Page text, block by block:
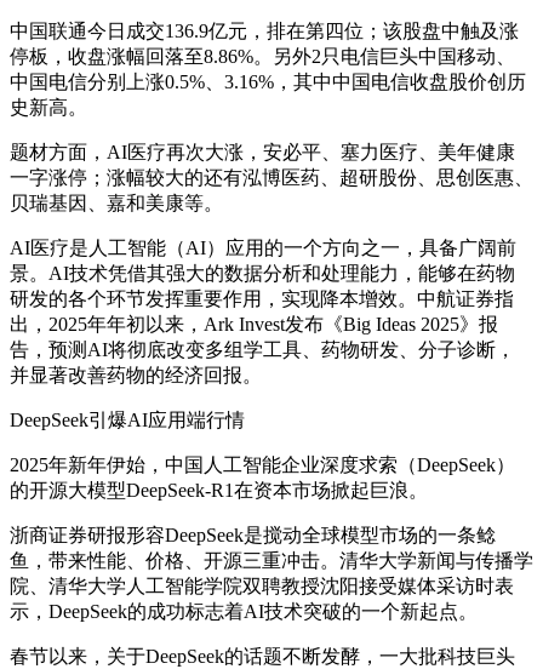
中国联通今日成交136.9亿元，排在第四位；该股盘中触及涨
停板，收盘涨幅回落至8.86%。另外2只电信巨头中国移动、
中国电信分别上涨0.5%、3.16%，其中中国电信收盘股价创历
史新高。
题材方面，AI医疗再次大涨，安必平、塞力医疗、美年健康
一字涨停；涨幅较大的还有泓博医药、超研股份、思创医惠、
贝瑞基因、嘉和美康等。
AI医疗是人工智能（AI）应用的一个方向之一，具备广阔前
景。AI技术凭借其强大的数据分析和处理能力，能够在药物
研发的各个环节发挥重要作用，实现降本增效。中航证券指
出，2025年年初以来，Ark Invest发布《Big Ideas 2025》报
告，预测AI将彻底改变多组学工具、药物研发、分子诊断，
并显著改善药物的经济回报。
DeepSeek引爆AI应用端行情
2025年新年伊始，中国人工智能企业深度求索（DeepSeek）
的开源大模型DeepSeek-R1在资本市场掀起巨浪。
浙商证券研报形容DeepSeek是搅动全球模型市场的一条鲶
鱼，带来性能、价格、开源三重冲击。清华大学新闻与传播学
院、清华大学人工智能学院双聘教授沈阳接受媒体采访时表
示，DeepSeek的成功标志着AI技术突破的一个新起点。
春节以来，关于DeepSeek的话题不断发酵，一大批科技巨头